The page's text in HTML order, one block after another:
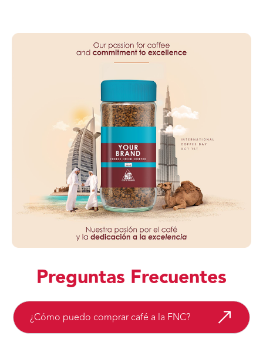
Preguntas Frecuentes
¿Cómo puedo comprar café a la FNC?